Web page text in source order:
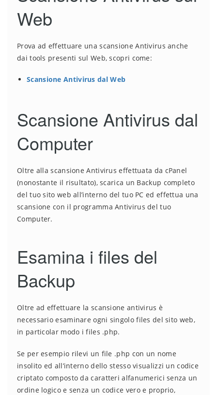
Web
Prova ad effettuare una scansione Antivirus anche
dai tools presenti sul Web, scopri come:
Scansione Antivirus dal Web
Scansione Antivirus dal
Computer
Oltre alla scansione Antivirus effettuata da cPanel
(nonostante il risultato), scarica un Backup completo
del tuo sito web all’interno del tuo PC ed effettua una
scansione con il programma Antivirus del tuo
Computer.
Esamina i files del
Backup
Oltre ad effettuare la scansione antivirus è
necessario esaminare ogni singolo files del sito web,
in particolar modo i files .php.
Se per esempio rilevi un file .php con un nome
insolito ed all’interno dello stesso visualizzi un codice
criptato composto da caratteri alfanumerici senza un
ordine logico e senza un codice vero e proprio,